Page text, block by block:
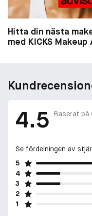
Hitta din nästa
med KICKS Makeup
4.5 Baserat på
Se fördelningen av
5
4
3
2
1